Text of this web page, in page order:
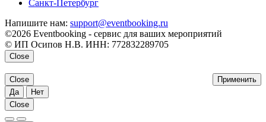
Санкт-Петербург
Напишите нам: support@eventbooking.ru
©2026 Eventbooking - сервис для ваших мероприятий
© ИП Осипов Н.В. ИНН: 772832289705
Close
Применить
Close
Да
Нет
Close